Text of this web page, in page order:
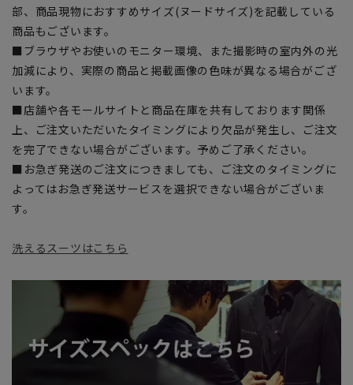
部、商品現物におすすめサイズ(ヌードサイズ)を記載している
商品もございます。
■ブラウザやお使いのモニター環境、また撮影時の室内外の光
加減により、実際の商品と掲載画像の色味が異なる場合がござ
います。
■店舗や各モールサイトと商品在庫を共有しております関係
上、ご注文いただいたタイミングにより欠品が発生し、ご注文
を完了できない場合がございます。予めご了承ください。
■お急ぎ発送のご注文につきましても、ご注文のタイミングに
よってはお急ぎ発送サービスを選択できない場合がございま
す。
洗えるスーツはこちら